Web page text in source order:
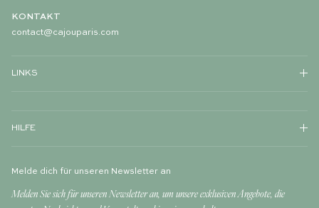
KONTAKT
contact@cajouparis.com
LINKS
HILFE
Melde dich für unseren Newsletter an
Melden Sie sich für unseren Newsletter an, um unsere exklusiven Angebote, die